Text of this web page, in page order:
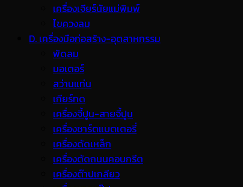
เครื่องเจียร์นัยแม่พิมพ์
ไขควงลม
D. เครื่องมือก่อสร้าง-อุตสาหกรรม
พ้ดลม
มอเตอร์
สว่านแท่น
เกียร์ทด
เครื่องจี้ปูน-สายจี้ปูน
เครื่องชาร์ตแบตเตอรี่
เครื่องดัดเหล็ก
เครื่องตัดถนนคอนกรีต
เครื่องต๊าปเกลียว